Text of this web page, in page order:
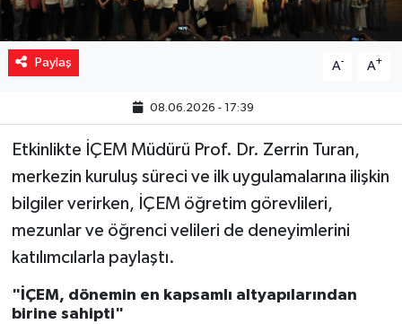
Paylaş A- A+
08.06.2026 - 17:39
Etkinlikte İÇEM Müdürü Prof. Dr. Zerrin Turan,
merkezin kuruluş süreci ve ilk uygulamalarına ilişkin
bilgiler verirken, İÇEM öğretim görevlileri,
mezunlar ve öğrenci velileri de deneyimlerini
katılımcılarla paylaştı.
"İÇEM, dönemin en kapsamlı altyapılarından
birine sahipti"